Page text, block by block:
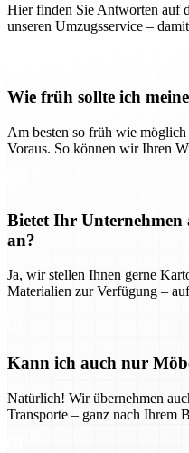
Hier finden Sie Antworten auf
unseren Umzugsservice –
Wie früh sollte ich
Am besten so früh wie
Voraus. So können wir Ihren
Bietet Ihr Unternehmen
an?
Ja, wir stellen Ihnen gerne
Materialien zur Verfügung –
Kann ich auch nur
Natürlich! Wir übernehmen
Transporte – ganz nach Ihrem